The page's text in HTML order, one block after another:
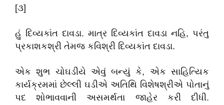
[૩]
હું દિવ્યકાંત દાવડા. માત્ર દિવ્યકાંત દાવડા નહિ, પરંતુ
પ્રકાશકશ્રી તેમજ કવિશ્રી દિવ્યકાંત દાવડા.
એક શુભ ચોઘડીયે એવું બન્યું કે, એક સાહિત્યિક
કાર્યક્રમમાં છેલ્લી ઘડીએ અતિથિ વિશેષશ્રીએ પોતાનું
પદ શોભાવવાની અસમર્થતા જાહેર કરી દીધી.